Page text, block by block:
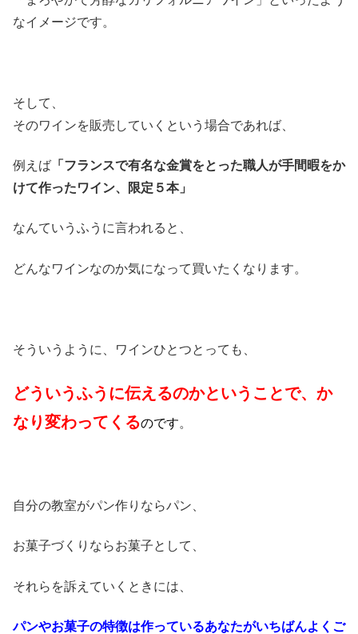
なイメージです。
そして、
そのワインを販売していくという場合であれば、
例えば 「フランスで有名な金賞をとった職人が手間暇をか
けて作ったワイン、限定５本」
なんていうふうに言われると、
どんなワインなのか気になって買いたくなります。
そういうように、ワインひとつとっても、
どういうふうに伝えるのかということで、か
なり変わってくるのです。
自分の教室がパン作りならパン、
お菓子づくりならお菓子として、
それらを訴えていくときには、
パンやお菓子の特徴は作っているあなたがいちばんよくご